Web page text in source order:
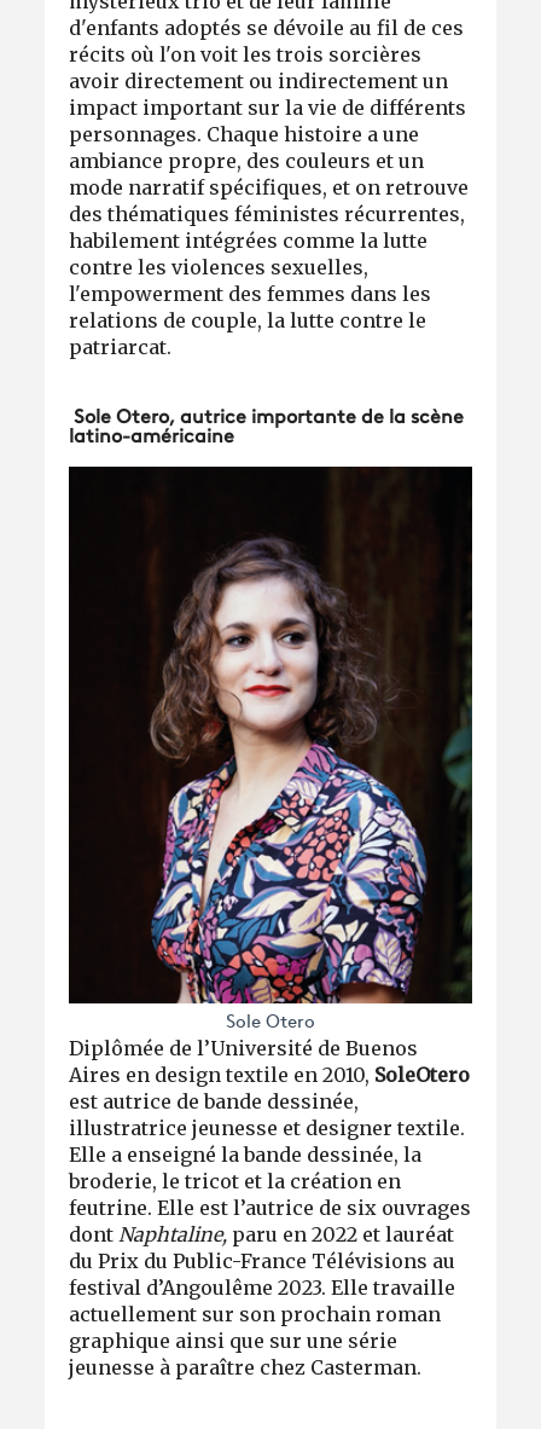
d'enfants adoptés se dévoile au fil de ces
récits où l'on voit les trois sorcières
avoir directement ou indirectement un
impact important sur la vie de différents
personnages. Chaque histoire a une
ambiance propre, des couleurs et un
mode narratif spécifiques, et on retrouve
des thématiques féministes récurrentes,
habilement intégrées comme la lutte
contre les violences sexuelles,
l'empowerment des femmes dans les
relations de couple, la lutte contre le
patriarcat.
Sole Otero, autrice importante de la scène
latino-américaine
Sole Otero
Diplômée de l’Université de Buenos
Aires en design textile en 2010, SoleOtero
est autrice de bande dessinée,
illustratrice jeunesse et designer textile.
Elle a enseigné la bande dessinée, la
broderie, le tricot et la création en
feutrine. Elle est l’autrice de six ouvrages
dontNaphtaline, paru en 2022 et lauréat
du Prix du Public-France Télévisions au
festival d’Angoulême 2023. Elle travaille
actuellement sur son prochain roman
graphique ainsi que sur une série
jeunesse à paraître chez Casterman.